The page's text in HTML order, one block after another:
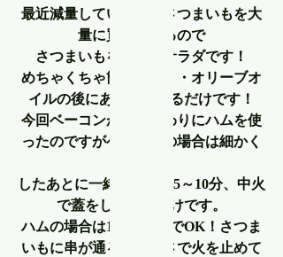
最近減量しているためさつまいもを大
量に買っているので
さつまいもを使ったサラダです！
めちゃくちゃ簡単で・・・オリーブオ
イルの後にあとは並べるだけです！
今回ベーコンがなく代わりにハムを使
ったのですがベーコンの場合は細かく
したあとに一緒に並べて5～10分、中火
で蓋をして焼くだけです。
ハムの場合は1分くらいでOK！さつま
いもに串が通る柔らかさで火を止めて